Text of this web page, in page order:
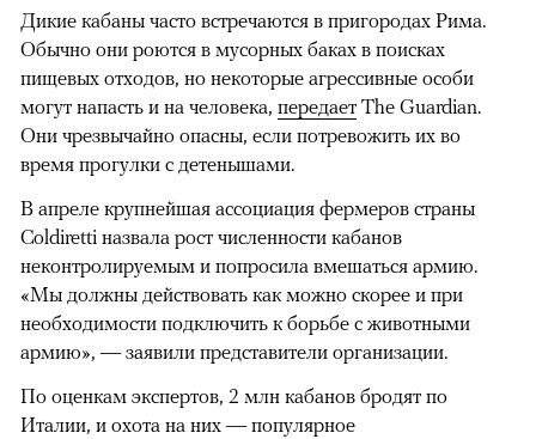
00:00 / 00:00
Дикие кабаны часто встречаются в пригородах Рима.
Обычно они роются в мусорных баках в поисках
пищевых отходов, но некоторые агрессивные особи
могут напасть и на человека, передает The Guardian.
Они чрезвычайно опасны, если потревожить их во
время прогулки с детенышами.
В апреле крупнейшая ассоциация фермеров страны
Coldiretti назвала рост численности кабанов
неконтролируемым и попросила вмешаться армию.
«Мы должны действовать как можно скорее и при
необходимости подключить к борьбе с животными
армию», — заявили представители организации.
По оценкам экспертов, 2 млн кабанов бродят по
Италии, и охота на них — популярное